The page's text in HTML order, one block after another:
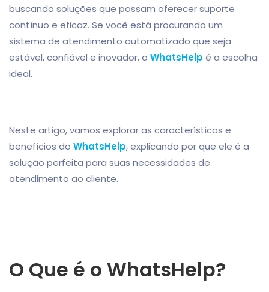
buscando soluções que possam oferecer suporte
contínuo e eficaz. Se você está procurando um
sistema de atendimento automatizado que seja
estável, confiável e inovador, o WhatsHelp é a escolha
ideal.
Neste artigo, vamos explorar as características e
benefícios do WhatsHelp, explicando por que ele é a
solução perfeita para suas necessidades de
atendimento ao cliente.
O Que é o WhatsHelp?